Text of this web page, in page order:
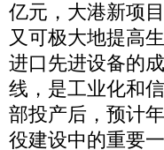
亿元，大港新项
又可极大地提高
进口先进设备的
线，是工业化和
部投产后，预计
役建设中的重要